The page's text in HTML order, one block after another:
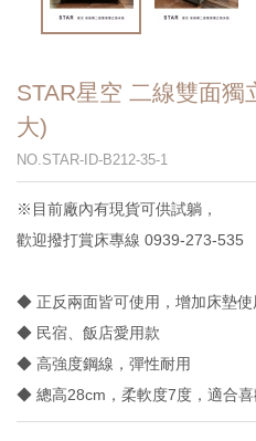
STAR星空 二線雙面獨
大)
NO.STAR-ID-B212-35-1
※目前廠內有現貨可供試躺，
歡迎撥打賞床專線 0939-273-535
◆ 正反兩面皆可使用，增加床墊使
◆ 民宿、飯店愛用款
◆ 高強度鋼線，彈性耐用
◆ 總高28cm，柔軟度7度，適合